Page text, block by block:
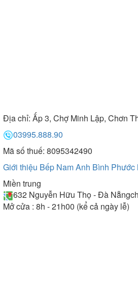
Địa chỉ: Ấp 3, Chợ Minh Lập, Chơn
03995.888.90
Mã số thuế: 8095342490
Giới thiệu Bếp Nam Anh Bình Phước
Miền trung
632 Nguyễn Hữu Thọ - Đà Nẵng
Mở cửa : 8h - 21h00 (kể cả ngày lễ)